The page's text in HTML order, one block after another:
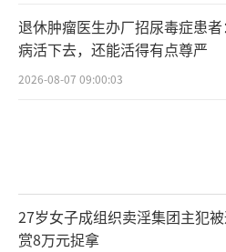
退休肿瘤医生办厂招尿毒症患
病活下去，还能活得有点尊严
2026-08-07 09:00:03
27岁女子成组织卖淫集团主犯
赏8万元捉拿